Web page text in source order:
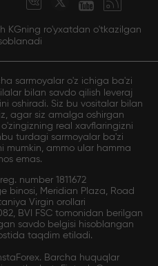
KGning ro'yxatdan o'tkazilgan
sarmoyalar o'z ichiga ba'zi
bilan savdo qilish leveraj
oshiradi. Siz bu vositalar bilan
agar siz amalga oshirgan
real xavflaringizni
turdagi sarmoyalar ba'zi
mumkin, ammo ular hamma
emas.
number 1811672
binosi, Meridian Plaza, Road
Virgin orollari
BVI FSC tomonidan berilgan
savdo belgisi hisoblangan
taqdim etiladi.
Barcha huquqlar